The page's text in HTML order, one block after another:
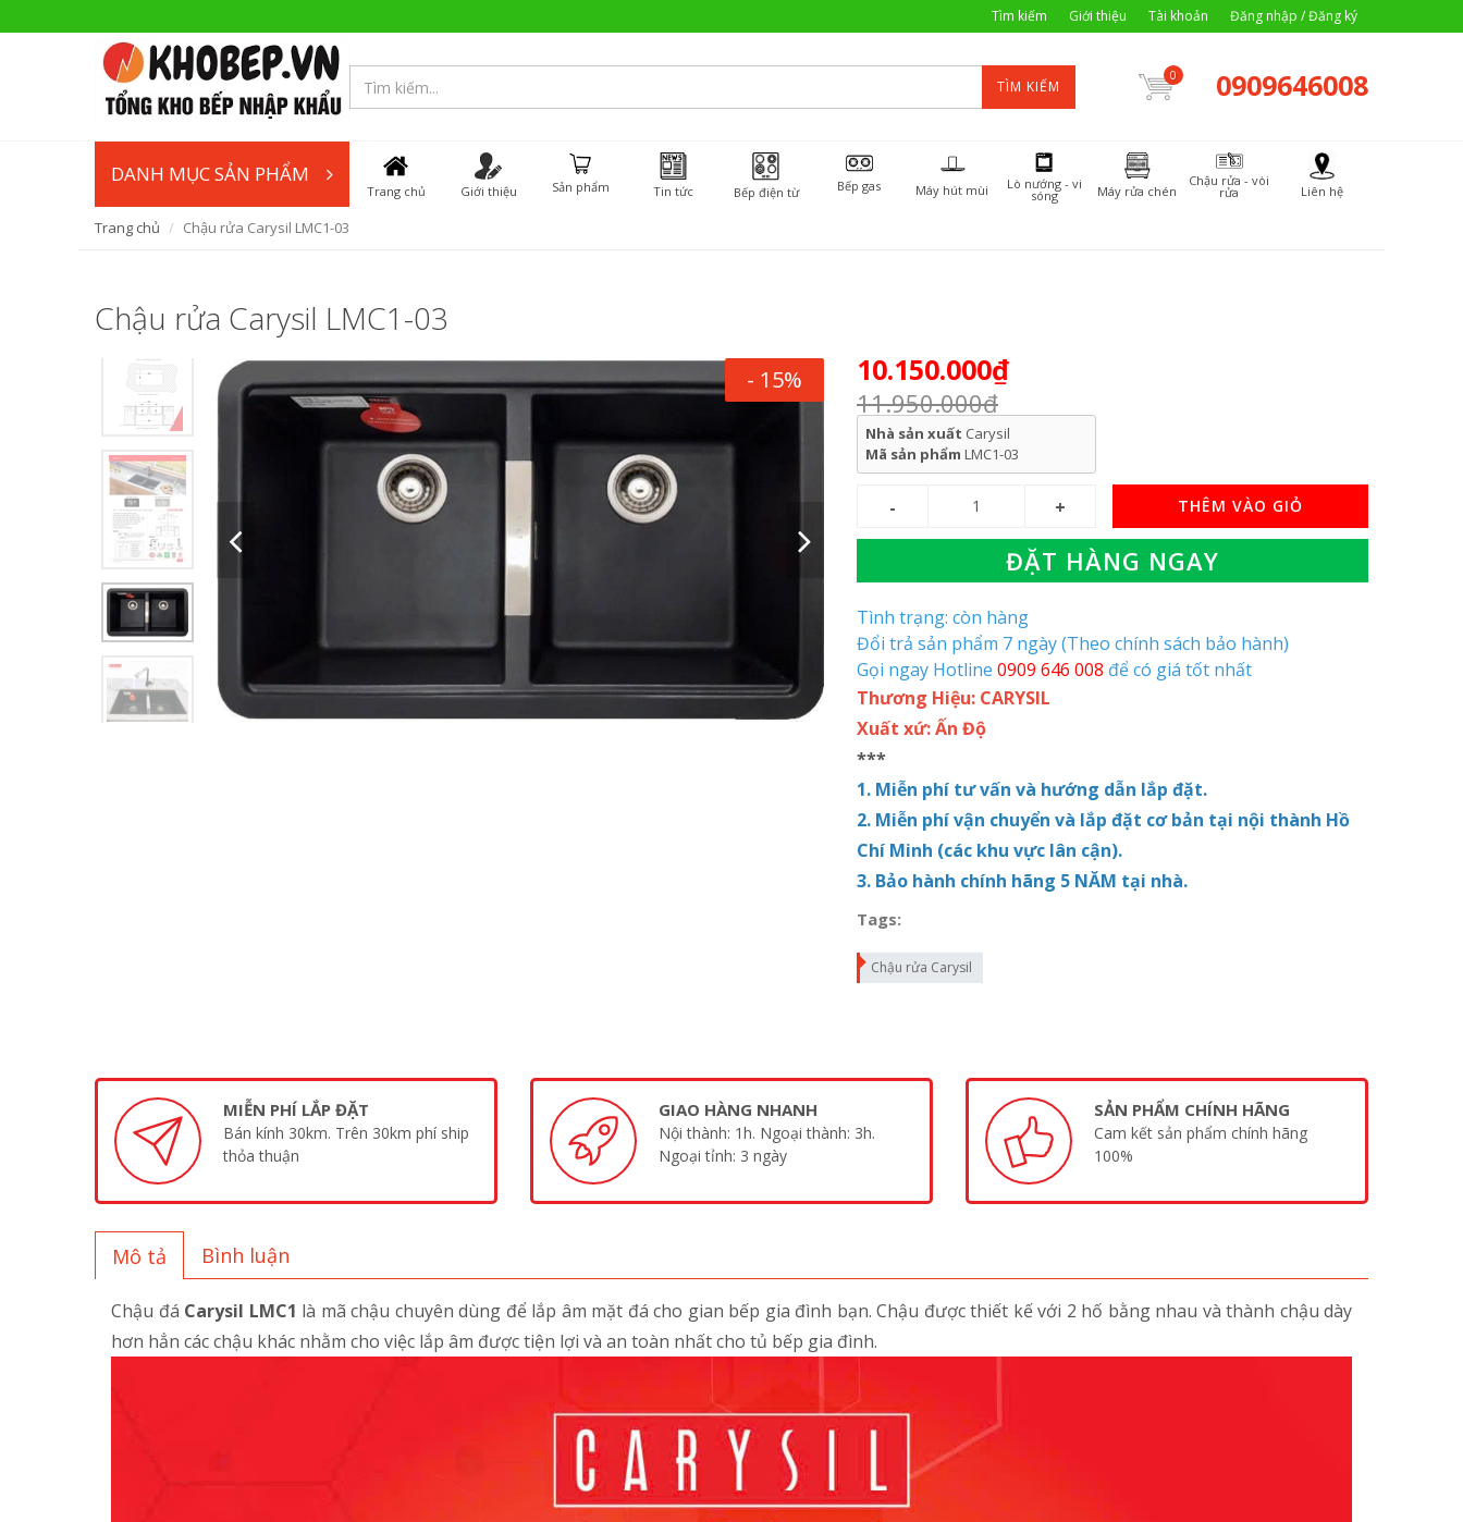
Tìm kiếm Giới thiệu Tài khoản Đăng nhập / Đăng ký
TÌM KIẾM
0 0909646008
DANH MỤC SẢN PHẨM
Trang chủ Giới thiệu Sản phẩm Tin tức Bếp điện từ Bếp gas Máy hút mùi Lò nướng - vi
sóng Máy rửa chén
Chậu rửa - vòi
rửa Liên hệ
Trang chủ Chậu rửa Carysil LMC1-03
Chậu rửa Carysil LMC1-03
- 15% 10.150.000₫
11.950.000₫
Nhà sản xuất Carysil
Mã sản phẩm LMC1-03
THÊM VÀO GIỎ
ĐẶT HÀNG NGAY
Tình trạng: còn hàng
Đổi trả sản phẩm 7 ngày (Theo chính sách bảo hành)
Gọi ngay Hotline 0909 646 008 để có giá tốt nhất
Thương Hiệu: CARYSIL
Xuất xứ: Ấn Độ
***
1. Miễn phí tư vấn và hướng dẫn lắp đặt.
2. Miễn phí vận chuyển và lắp đặt cơ bản tại nội thành Hồ
Chí Minh (các khu vực lân cận).
3. Bảo hành chính hãng 5 NĂM tại nhà.
Tags:
Chậu rửa Carysil
MIỄN PHÍ LẮP ĐẶT
Bán kính 30km. Trên 30km phí ship
thỏa thuận
GIAO HÀNG NHANH
Nội thành: 1h. Ngoại thành: 3h.
Ngoại tỉnh: 3 ngày
SẢN PHẨM CHÍNH HÃNG
Cam kết sản phẩm chính hãng
100%
Mô tả Bình luận
Chậu đá Carysil LMC1 là mã chậu chuyên dùng để lắp âm mặt đá cho gian bếp gia đình bạn. Chậu được thiết kế với 2 hố bằng nhau và thành chậu dày
hơn hẳn các chậu khác nhằm cho việc lắp âm được tiện lợi và an toàn nhất cho tủ bếp gia đình.